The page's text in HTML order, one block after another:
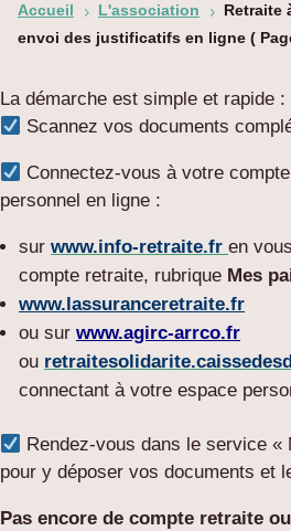
Accueil 5 L'association 5
Retraite
envoi des justificatifs en ligne (
La démarche est simple et rapide :
Scannez vos documents
Connectez-vous à votre
personnel en ligne :
sur www.info-retraite.fr en
compte retraite, rubrique Mes
www.lassuranceretraite.fr
ou sur www.agirc-arrco.fr
ou
connectant à votre espace
Rendez-vous dans le service «
pour y déposer vos documents et
Pas encore de compte retraite